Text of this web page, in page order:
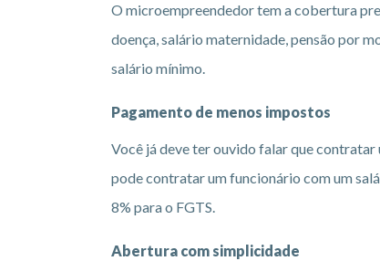
O microempreendedor tem a cobertura
doença, salário maternidade, pensão por
salário mínimo.
Pagamento de menos impostos
Você já deve ter ouvido falar que
pode contratar um funcionário com um
8% para o FGTS.
Abertura com simplicidade